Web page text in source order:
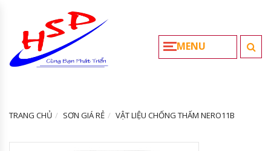
MENU
TRANG CHỦ SƠN GIÁ RẺ VẬT LIỆU CHỐNG THẤM NERO11B